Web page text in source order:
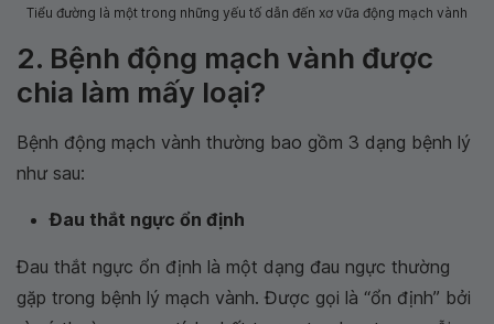
Tiểu đường là một trong những yếu tố dẫn đến xơ vữa động mạch vành
2. Bệnh động mạch vành được
chia làm mấy loại?
Bệnh động mạch vành thường bao gồm 3 dạng bệnh lý
như sau:
Đau thắt ngực ổn định
Đau thắt ngực ổn định là một dạng đau ngực thường
gặp trong bệnh lý mạch vành. Được gọi là “ổn định” bởi